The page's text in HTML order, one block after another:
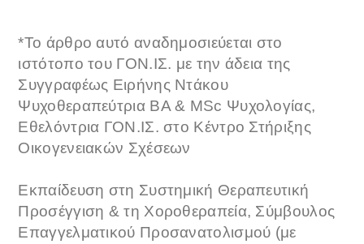
*Το άρθρο αυτό αναδημοσιεύεται στο
ιστότοπο του ΓΟΝ.ΙΣ. με την άδεια της
Συγγραφέως Ειρήνης Ντάκου
Ψυχοθεραπεύτρια ΒΑ & MSc Ψυχολογίας,
Εθελόντρια ΓΟΝ.ΙΣ. στο Κέντρο Στήριξης
Οικογενειακών Σχέσεων
Εκπαίδευση στη Συστημική Θεραπευτική
Προσέγγιση & τη Χοροθεραπεία, Σύμβουλος
Επαγγελματικού Προσανατολισμού (με